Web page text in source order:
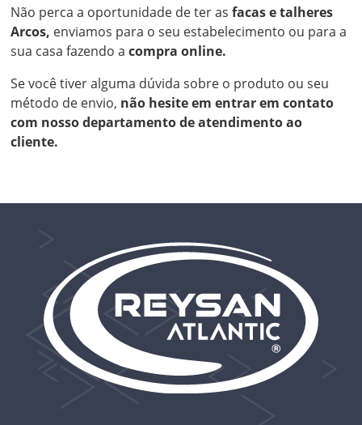
Não perca a oportunidade de ter asfacas e talheres
Arcos, enviamos para o seu estabelecimento ou para a
sua casa fazendo acompra online.
Se você tiver alguma dúvida sobre o produto ou seu
método de envio, não hesite em entrar em contato
com nosso departamento de atendimento ao
cliente.